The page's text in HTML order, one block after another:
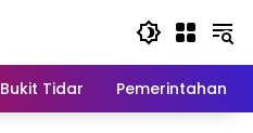
Bukit Tidar Pemerintahan